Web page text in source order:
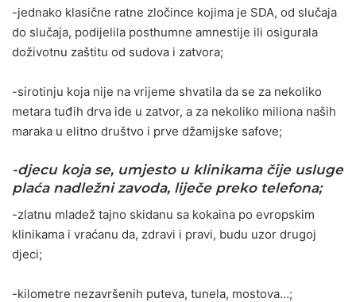
-jednako klasične ratne zločince kojima je SDA, od slučaja
do slučaja, podijelila posthumne amnestije ili osigurala
doživotnu zaštitu od sudova i zatvora;
-sirotinju koja nije na vrijeme shvatila da se za nekoliko
metara tuđih drva ide u zatvor, a za nekoliko miliona naših
maraka u elitno društvo i prve džamijske safove;
-djecu koja se, umjesto u klinikama čije usluge
plaća nadležni zavoda, liječe preko telefona;
-zlatnu mladež tajno skidanu sa kokaina po evropskim
klinikama i vraćanu da, zdravi i pravi, budu uzor drugoj
djeci;
-kilometre nezavršenih puteva, tunela, mostova…;